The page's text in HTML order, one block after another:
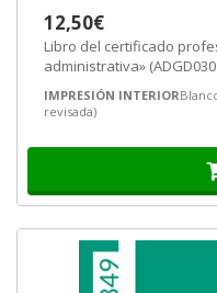
12,50€
Libro del certificado
administrativa»
IMPRESIÓN INTERIOR
revisada)